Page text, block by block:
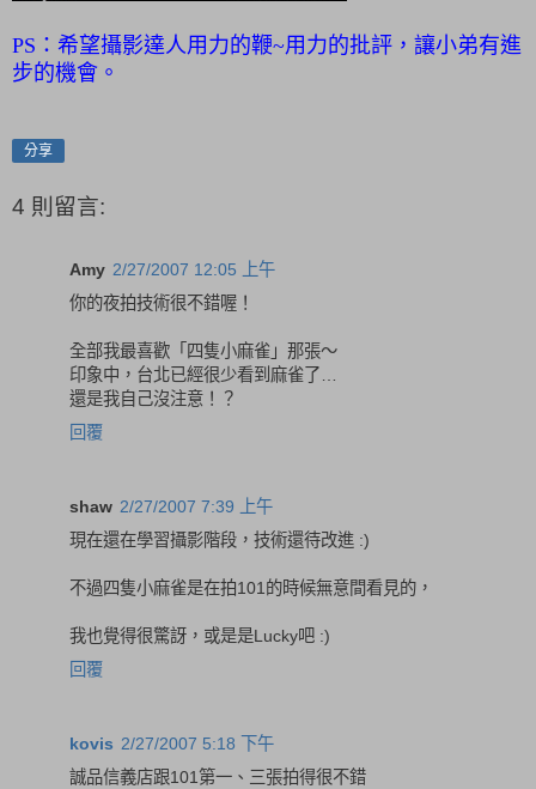
PS：希望攝影達人用力的鞭~用力的批評，讓小弟有進
步的機會。
分享
4 則留言:
Amy 2/27/2007 12:05 上午
你的夜拍技術很不錯喔！
全部我最喜歡「四隻小麻雀」那張～
印象中，台北已經很少看到麻雀了…
還是我自己沒注意！？
回覆
shaw 2/27/2007 7:39 上午
現在還在學習攝影階段，技術還待改進 :)
不過四隻小麻雀是在拍101的時候無意間看見的，
我也覺得很驚訝，或是是Lucky吧 :)
回覆
kovis 2/27/2007 5:18 下午
誠品信義店跟101第一、三張拍得很不錯